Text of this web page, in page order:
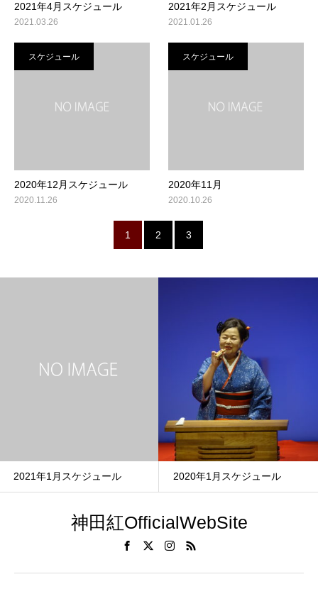
2021年4月スケジュール
2021.03.26
2021年2月スケジュール
2021.01.26
スケジュール
2020年12月スケジュール
2020.11.26
スケジュール
2020年11月
2020.10.26
1 2 3
2021年1月スケジュール 2020年1月スケジュール
神田紅OfficialWebSite